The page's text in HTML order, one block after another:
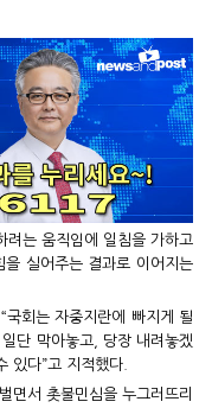
려는 움직임에 일침을 가하고
을 실어주는 결과로 이어지는
국회는 자중지란에 빠지게 될
단 막아놓고, 당장 내려놓겠
있다”고 지적했다.
면서 촛불민심을 누그러뜨리